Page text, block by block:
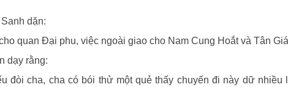
dặn:
quan Ðại phu, việc ngoài giao cho Nam Cung Hoắt và Tân
dạy rằng:
đòi cha, cha có bói thử một quẻ thấy chuyến đi này dữ nhiều